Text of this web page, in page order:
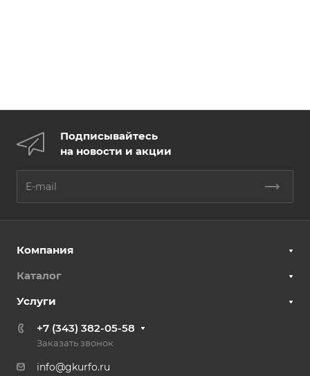
Подписывайтесь
на новости и акции
Компания
Каталог
Услуги
+7 (343) 382-05-58
Заказать звонок
info@gkurfo.ru